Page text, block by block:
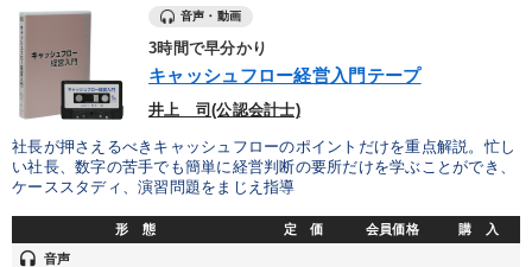
音声・動画
3時間で早分かり
キャッシュフロー経営入門テープ
井上 司(公認会計士)
社長が押さえるべきキャッシュフローのポイントだけを重点解説。忙し
い社長、数字の苦手でも簡単に経営判断の要所だけを学ぶことができ、
ケーススタディ、演習問題をまじえ指導
形 態 定 価 会員価格 購 入
headset 音声